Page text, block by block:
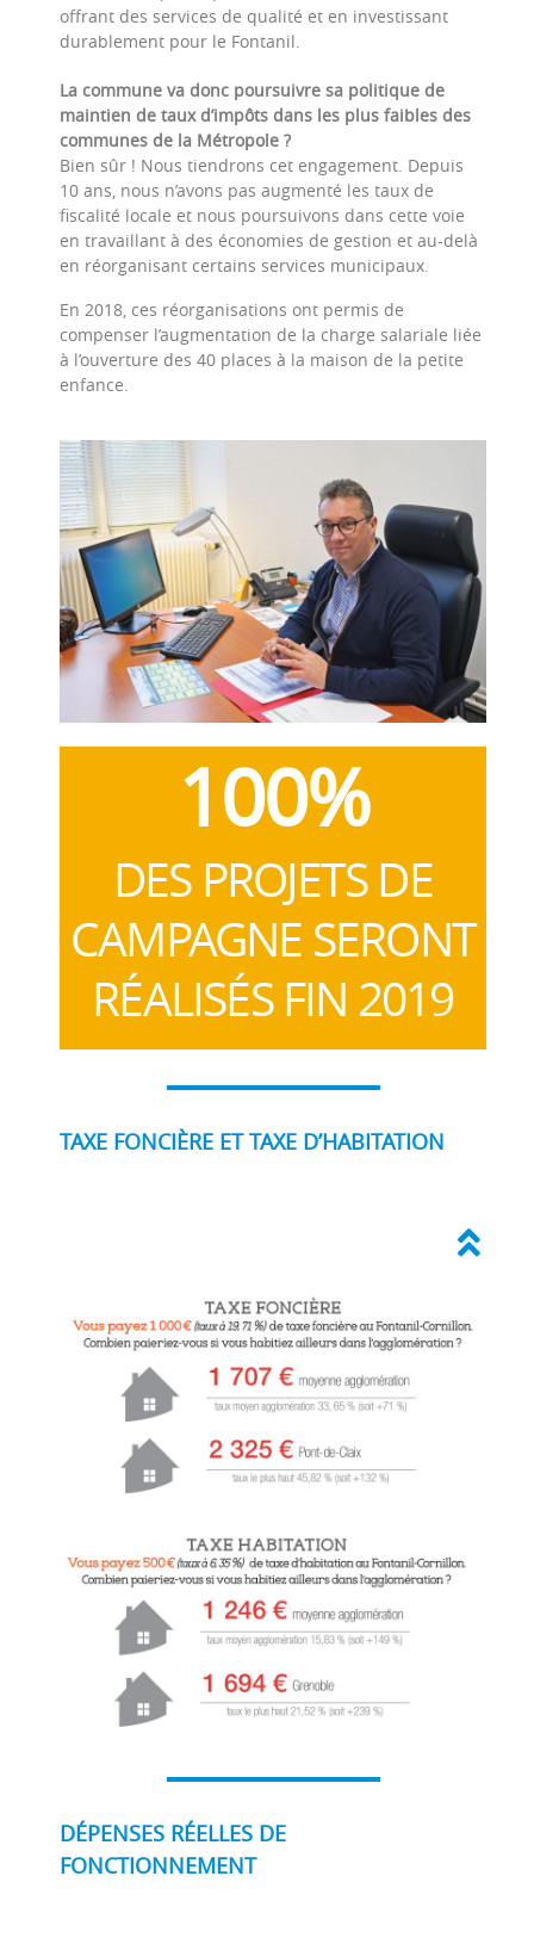
offrant des services de qualité et en investissant
durablement pour le Fontanil.
La commune va donc poursuivre sa politique de
maintien de taux d’impôts dans les plus faibles des
communes de la Métropole ?
Bien sûr ! Nous tiendrons cet engagement. Depuis
10 ans, nous n’avons pas augmenté les taux de
fiscalité locale et nous poursuivons dans cette voie
en travaillant à des économies de gestion et au-delà
en réorganisant certains services municipaux.
En 2018, ces réorganisations ont permis de
compenser l’augmentation de la charge salariale liée
à l’ouverture des 40 places à la maison de la petite
enfance.
100%
DES PROJETS DE
CAMPAGNE SERONT
RÉALISÉS FIN 2019
TAXE FONCIÈRE ET TAXE D’HABITATION
DÉPENSES RÉELLES DE
FONCTIONNEMENT